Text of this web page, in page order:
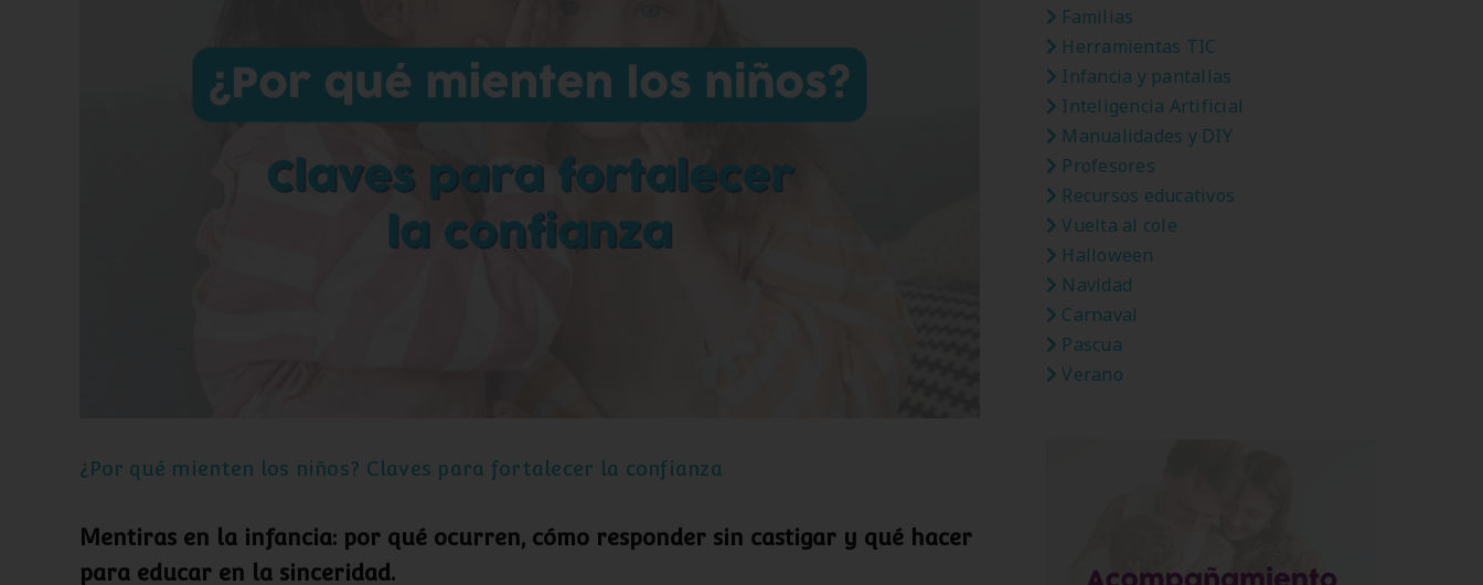
¿Por qué mienten los niños? Claves para fortalecer la confianza
Mentiras en la infancia: por qué ocurren, cómo responder sin castigar y qué hacer
para educar en la sinceridad.
Familias
Herramientas TIC
Infancia y pantallas
Inteligencia Artificial
Manualidades y DIY
Profesores
Recursos educativos
Vuelta al cole
Halloween
Navidad
Carnaval
Pascua
Verano